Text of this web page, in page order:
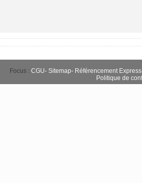
Focus : CGU- Sitemap- Référencement Express
Politique de